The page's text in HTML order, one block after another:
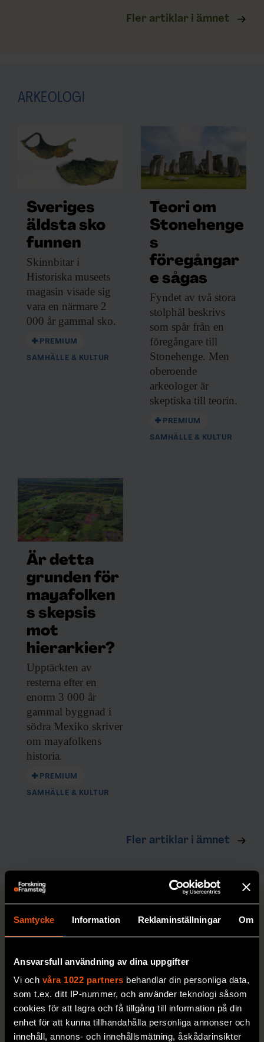
Samtycke Information Reklaminställningar Om
Ansvarsfull användning av dina uppgifter
Vi och våra 1022 partners behandlar din personliga data,
som t.ex. ditt IP-nummer, och använder teknologi såsom
cookies för att lagra och få tillgång till information på din
enhet för att kunna tillhandahålla personliga annonser och
innehåll, annons- och innehållsmätning, åskådarinsikter
Fler artiklar i ämnet
ARKEOLOGI
Sveriges
äldsta sko
funnen
Skinnbitar i
Historiska museets
magasin visade sig
vara en närmare 2
000 år gammal sko.
PREMIUM
SAMHÄLLE & KULTUR
Teori om
Stonehenge
s
föregångar
e sågas
Fyndet av två stora
stolphål beskrivs
som spår från en
föregångare till
Stonehenge. Men
oberoende
arkeologer är
skeptiska till teorin.
PREMIUM
SAMHÄLLE & KULTUR
Är detta
grunden för
mayafolken
s skepsis
mot
hierarkier?
Upptäckten av
resterna efter en
enorm 3 000 år
gammal byggnad i
södra Mexiko skriver
om mayafolkens
historia.
PREMIUM
SAMHÄLLE & KULTUR
Fler artiklar i ämnet
FRÅGOR + SVAR
Varför kliar
Vad får